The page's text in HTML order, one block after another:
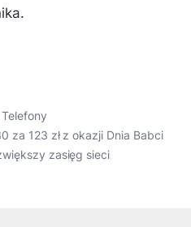
Telefony
za 123 zł z okazji Dnia Babci
zasięg sieci